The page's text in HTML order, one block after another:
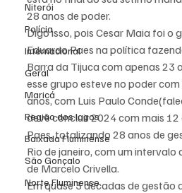
Niterói
Polícia
Internacional
Geral
Maricá
Região dos lagos
Baixada Fluminense
São Gonçalo
Norte Fluminense
28 anos de poder.
Digo isso, pois Cesar Maia foi o
Eduardo Paes na política
Barra da Tijuca com apenas 23
esse grupo esteve no poder
anos, com Luis Paulo
deve concluir 2024 com mais
Paes, totalizando 28 anos de
Rio de janeiro, com um intervalo
de Marcelo Crivella.
Em quase 3 décadas de gestão